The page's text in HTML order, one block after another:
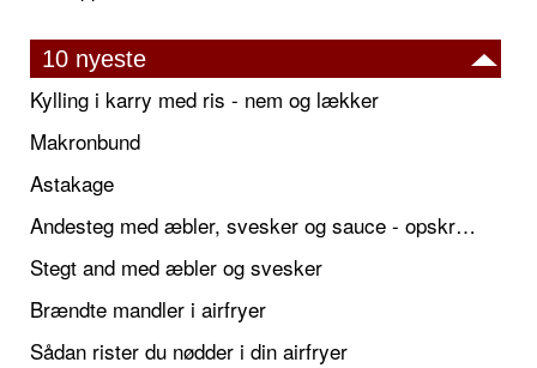
10 nyeste
Kylling i karry med ris - nem og lækker
Makronbund
Astakage
Andesteg med æbler, svesker og sauce - opskrift også til jul
Stegt and med æbler og svesker
Brændte mandler i airfryer
Sådan rister du nødder i din airfryer